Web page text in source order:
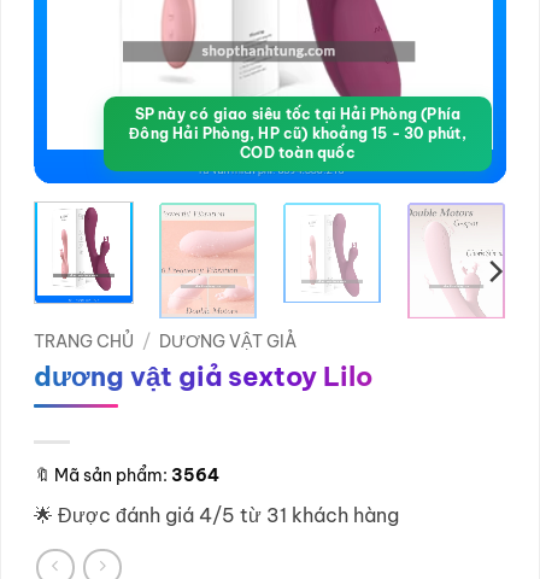
SP này có giao siêu tốc tại Hải Phòng (Phía
Đông Hải Phòng, HP cũ) khoảng 15 - 30 phút,
COD toàn quốc
TRANG CHỦ / DƯƠNG VẬT GIẢ
dương vật giả sextoy Lilo
🔖 Mã sản phẩm: 3564
🌟 Được đánh giá 4/5 từ 31 khách hàng